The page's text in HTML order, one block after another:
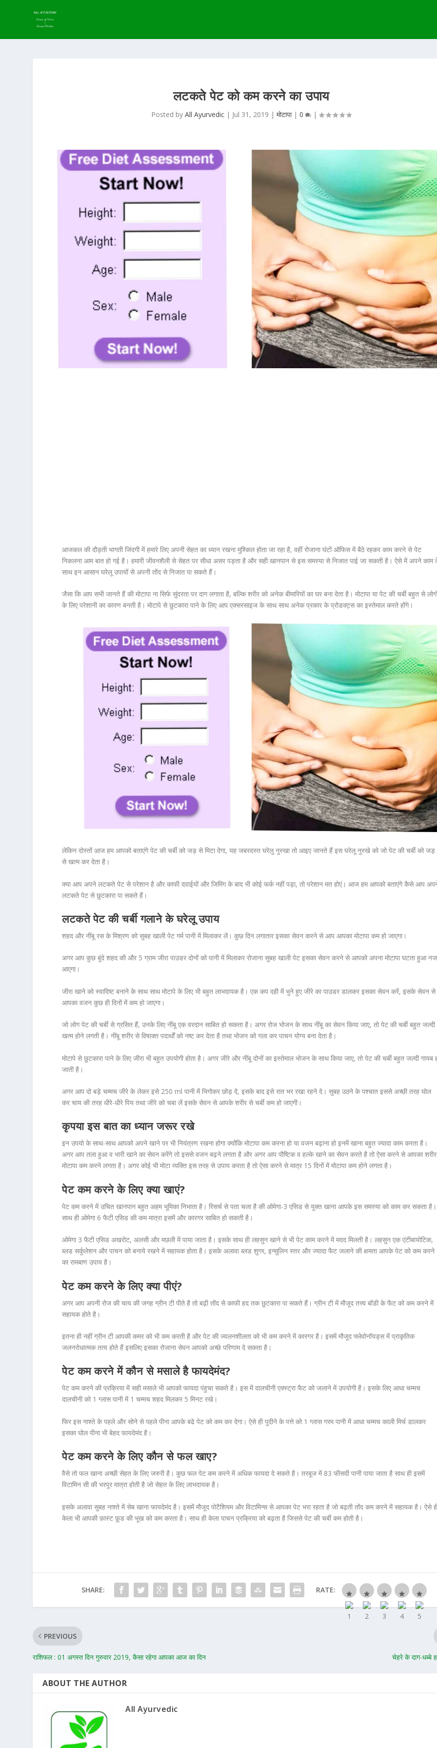
लटकते पेट को कम करने का उपाय
Posted by All Ayurvedic| Jul 31, 2019 | मोटापा| 0 |
आजकल की दौड़ती भागती जिंदगी में हमारे लिए अपनी सेहत का ध्यान रखना मुश्किल होता जा रहा है, वहीं रोजाना घंटों ऑफिस में बैठे रहकर काम करने से पेट
निकलना आम बात हो गई है। हमारी जीवनशैली से सेहत पर सीधा असर पड़ता है और सही खानपान से इस समस्या से निजात पाई जा सकती है। ऐसे में अपने काम
साथ इन आसान घरेलू उपायों से अपनी तोंद से निजात पा सकते हैं।
जैसा कि आप सभी जानते हैं की मोटापा ना सिर्फ सुंदरता पर दाग लगाता है, बल्कि शरीर को अनेक बीमारियों का घर बना देता है। मोटापा या पेट की चर्बी बहुत से
के लिए परेशानी का कारण बनती है। मोटापे से छुटकारा पाने के लिए आप एक्सरसाइज के साथ साथ अनेक प्रकार के प्रोडक्ट्स का इस्तेमाल करते होंगे।
लेकिन दोस्तों आज हम आपको बताएंगे पेट की चर्बी को जड़ से मिटा देगा, यह जबरदस्त घरेलु नुस्खा तो आइए जानते हैं इस घरेलू नुस्खे को जो पेट की चर्बी को जड़
से खत्म कर देता है।
क्या आप अपने लटकते पेट से परेशान है और काफी दवाईयों और जिमिंग के बाद भी कोई फर्क नहीं पड़ा, तो परेशान मत होएं। आज हम आपको बताएंगे कैसे आप
लटकते पेट से छुटकारा पा सकते हैं।
लटकते पेट की चर्बी गलाने के घरेलू उपाय
शहद और नींबू रस के मिश्रण को सुबह खाली पेट गर्म पानी में मिलाकर लें। कुछ दिन लगातार इसका सेवन करने से आप आपका मोटापा कम हो जाएगा।
अगर आप कुछ बूंदे शहद की और 5 ग्राम जीरा पाउडर दोनों को पानी में मिलाकर रोजाना सुबह खाली पेट इसका सेवन करने से आपको अपना मोटापा घटता हुआ
आएगा।
जीरा खाने को स्वादिष्ट बनाने के साथ साथ मोटापे के लिए भी बहुत लाभदायक है। एक कप दही में भुने हुए जीरे का पाउडर डालकर इसका सेवन करें, इसके सेवन से
आपका वजन कुछ ही दिनों में कम हो जाएगा।
जो लोग पेट की चर्बी से ग्रसित हैं, उनके लिए नींबू एक वरदान साबित हो सकता है। अगर रोज भोजन के साथ नींबू का सेवन किया जाए, तो पेट की चर्बी बहुत जल्दी
खत्म होने लगती है। नींबू शरीर से विषाक्त पदार्थों को नष्ट कर देता है तथा भोजन को गला कर पाचन योग्य बना देता है।
मोटापे से छुटकारा पाने के लिए जीरा भी बहुत उपयोगी होता है। अगर जीरे और नींबू दोनों का इस्तेमाल भोजन के साथ किया जाए, तो पेट की चर्बी बहुत जल्दी गायब
जाती है।
अगर आप दो बड़े चम्मच जीरे के लेकर इसे 250 ml पानी में भिगोकर छोड़ दे, इसके बाद इसे रात भर रखा रहने दे। सुबह उठने के पश्चात इससे अच्छी तरह घोल
कर चाय की तरह धीरे-धीरे पिय तथा जीरे को चबा लें इसके सेवन से आपके शरीर से चर्बी कम हो जाएगी।
कृपया इस बात का ध्यान जरूर रखे
इन उपयो के साथ-साथ आपको अपने खाने पर भी नियंत्रण रखना होगा क्योंकि मोटापा कम करना हो या वजन बढ़ाना हो इनमें खाना बहुत ज्यादा काम करता है।
अगर आप तला हुआ व भारी खाने का सेवन करेंगे तो इससे वजन बढ़ने लगता है और अगर आप पौष्टिक व हल्के खाने का सेवन करते है तो ऐसा करने से आपका शरीर
मोटापा कम करने लगता है। अगर कोई भी मोटा व्यक्ति इस तरह से उपाय करता है तो ऐसा करने से मात्र 15 दिनों में मोटापा कम होने लगता है।
पेट कम करने के लिए क्या खाएं?
पेट कम करने में उचित खानपान बहुत अहम भूमिका निभाता है। रिसर्च से पता चला है की ओमेगा-3 एसिड से युक्त खाना आपके इस समस्या को काम कर सकता है।
साथ ही ओमेगा 6 फैटी एसिड की कम मात्रा इसमें और कारगर साबित हो सकती है।
ओमेगा 3 फैटी एसिड अखरोट, अलसी और मछली में पाया जाता है। इसके साथ ही लहसुन खाने से भी पेट काम करने में मदद मिलती है। लहसुन एक एंटीबायोटिक,
ब्लड सर्कुलेशन और पाचन को बनाये रखने में सहायक होता है। इसके अलावा ब्लड शुगर, इन्सुलिन स्तर और ज्यादा फैट जलाने की क्षमता आपके पेट को कम करने
का रामबाण उपाय है।
पेट कम करने के लिए क्या पीएं?
अगर आप अपनी रोज की चाय की जगह ग्रीन टी पीते है तो बढ़ी तोंद से काफी हद तक छुटकारा पा सकते हैं। ग्रीन टी में मौजूद तत्त्व बॉडी के फैट को कम करने में
सहायक होते है।
इतना ही नहीं ग्रीन टी आपकी कमर को भी कम करती है और पेट की ज्वलनशीलता को भी कम करने में कारगर है। इसमें मौजूद फ्लेवोनॉयड्स में प्राकृतिक
जलनरोधात्मक तत्व होते हैं इसलिए इसका रोजाना सेवन आपको अच्छे परिणाम दे सकता है।
पेट कम करने में कौन से मसाले है फायदेमंद?
पेट कम करने की प्रक्रिया में सही मसाले भी आपको फायदा पंहुचा सकते है। इस में दालचीनी एक्स्ट्रा फैट को जलाने में उपयोगी है। इसके लिए आधा चम्मच
दालचीनी को 1 ग्लास पानी में 1 चम्मच शहद मिलकर 5 मिनट रखे।
फिर इस नाश्ते के पहले और सोने से पहले पीना आपके बढे पेट को कम कर देगा। ऐसे ही पुदीने के पत्ते को 1 ग्लास गरम पानी में आधा चम्मच काली मिर्च डालकर
इसका घोल पीना भी बेहद फायदेमंद है।
पेट कम करने के लिए कौन से फल खाए?
वैसे तो फल खाना अच्छी सेहत के लिए जरुरी है। कुछ फल पेट कम करने में अधिक फायदा दे सकते है। तरबूज में 83 फीसदी पानी पाया जाता है साथ ही इसमें
विटामिन सी की भरपूर मात्रा होती है जो सेहत के लिए लाभदायक है।
इसके अलावा सुबह नाश्ते में सेब खाना फायदेमंद है। इसमें मौजूद पोटैशियम और विटामिन्स से आपका पेट भरा रहता है जो बढ़ती तोंद कम करने में सहायक है। ऐसे
केला भी आपकी फ़ास्ट फ़ूड की भूख को कम करता है। साथ ही केला पाचन प्रक्रिया को बढ़ता है जिससे पेट की चर्बी कम होती है।
SHARE: RATE:
PREVIOUS
राशिफल : 01 अगस्त दिन गुरुवार 2019, कैसा रहेगा आपका आज का दिन चेहरे के दाग-धब्बे
ABOUT THE AUTHOR
All Ayurvedic